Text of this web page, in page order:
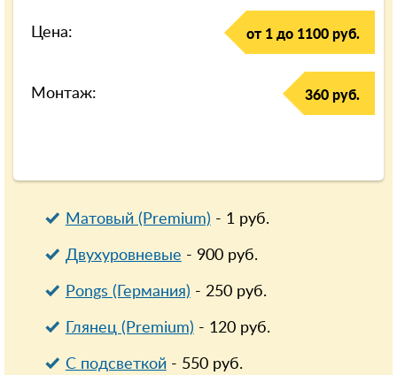
Цена: от 1 до 1100 руб.
Монтаж: 360 руб.
Матовый (Premium) - 1руб.
Двухуровневые - 900руб.
Pongs (Германия) - 250руб.
Глянец (Premium) - 120руб.
С подсветкой- 550руб.